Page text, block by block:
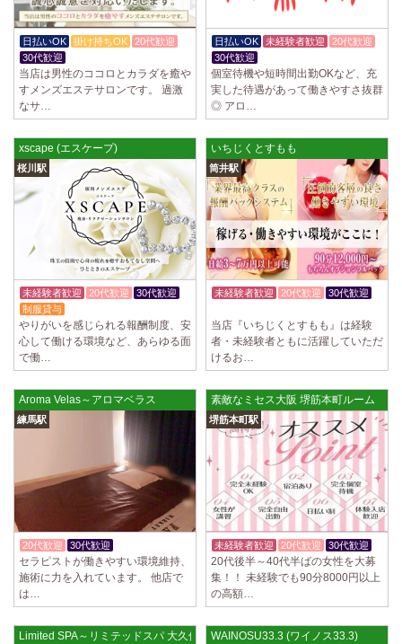
ていただきます。 とても働きやすいお店作りを心がけております…
2025/03/29[蒲田駅]
LIVSPA (リブスパ) 蒲田ルーム
当店の募集は嘘偽り等なく、記載通りにしっかりお給料をお支払いさせ
ていただきます。 とても働きやすいお店作りを心がけております…
大人の隠れ家 恵比寿ルーム
初めまして、大人の隠れ家の女店長です。 当店では業界の闇である講習
時のセクハラを撲滅するために女店長または在籍セラピストが講…
2025/03/28[渋谷駅]
大人の隠れ家 渋谷ルーム
初めまして、大人の隠れ家の女店長です。 当店では業界の闇である講習
時のセクハラを撲滅するために女店長または在籍セラピストが講…
2025/03/28
aroma Angel
セラピストさんを大募集しております 完全歩合で50%〜60%以上！！ 掛
け持ちOK、完全個室待機など嬉しい高待遇が盛りだくさんです♪ …
2025/03/28 [東海学園前駅]
デビルキャット
24時間営業！自由シフトで好きな時間に働ける 未経験者歓迎♪個室待機
でゆっくり自分の好きな事ができます♪ 可愛い制服もご用意して…
日払いOK 掛け持ちOK
20代歓迎
30代歓迎
当店は男性のココロとカラダを癒や
すメンズエステサロンです。 過激
なサ…
日払いOK 未経験者歓迎
20代歓迎
30代歓迎
個室待機や短時間出勤OKなど、充
実した待遇があって働きやすさ抜群
◎ アロ…
xscape (エスケープ)
桜川駅
未経験者歓迎 20代歓迎
30代歓迎
制服貸与
やりがいを感じられる報酬制度、安
心して働ける環境など、あらゆる面
で働…
いちじくとすもも
筒井駅
未経験者歓迎 20代歓迎
30代歓迎
当店『いちじくとすもも』は経験
者・未経験者ともに活躍していただ
けるお…
Aroma Velas～アロマベラス
練馬駅
20代歓迎 30代歓迎
セラピストが働きやすい環境維持、
施術に力を入れています。 他店で
は…
素敵なミセス大阪 堺筋本町ルーム
堺筋本町駅
未経験者歓迎 20代歓迎 30代歓迎
20代後半～40代半ばの女性を大募
集！！ 未経験でも90分8000円以上
の高額…
Limited SPA～リミテッドスパ 大久保ルームWAINOSU33.3 (ワイノス33.3)